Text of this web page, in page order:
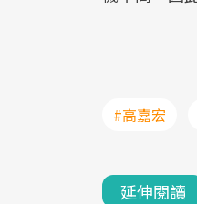
#高嘉宏
延伸閱讀